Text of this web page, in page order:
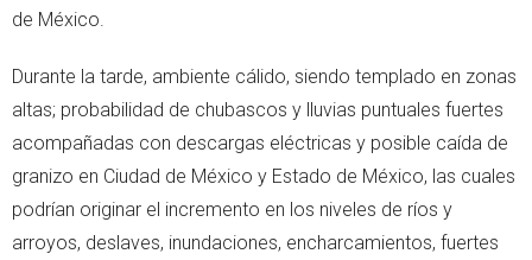
de México.
Durante la tarde, ambiente cálido, siendo templado en zonas
altas; probabilidad de chubascos y lluvias puntuales fuertes
acompañadas con descargas eléctricas y posible caída de
granizo en Ciudad de México y Estado de México, las cuales
podrían originar el incremento en los niveles de ríos y
arroyos, deslaves, inundaciones, encharcamientos, fuertes